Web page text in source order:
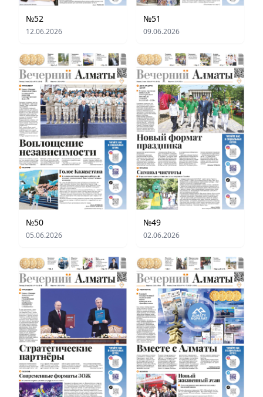
№52
12.06.2026
№51
09.06.2026
№50
05.06.2026
№49
02.06.2026